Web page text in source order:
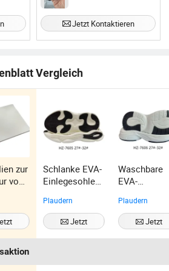
Jetzt Kontaktieren
Vergleich
zur
von
Schlanke EVA-
Einlegesohlen
Anzugschuhe
mit versteckter
Fußgewölbeun
terstützung
Plaudern
Jetzt
Kontaktieren
Waschbare
EVA-
für Hygiene
und
gung
Plaudern
Jetzt